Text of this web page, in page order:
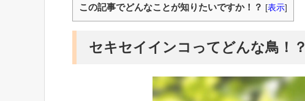
この記事でどんなことが知りたいですか！？ [表示]
セキセイインコってどんな鳥！？